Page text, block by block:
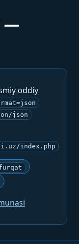
—
oddiy
json
index.php